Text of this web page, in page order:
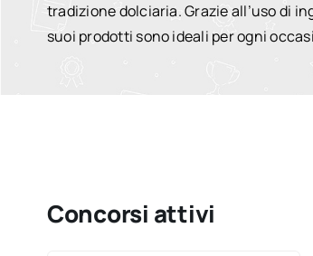
tradizione dolciaria. Grazie all’uso di
suoi prodotti sono ideali per ogni
Concorsi attivi